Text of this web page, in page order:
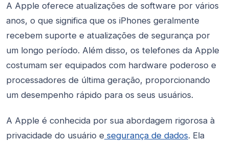
A Apple oferece atualizações de software por vários
anos, o que significa que os iPhones geralmente
recebem suporte e atualizações de segurança por
um longo período. Além disso, os telefones da Apple
costumam ser equipados com hardware poderoso e
processadores de última geração, proporcionando
um desempenho rápido para os seus usuários.
A Apple é conhecida por sua abordagem rigorosa à
privacidade do usuário e segurança de dados. Ela